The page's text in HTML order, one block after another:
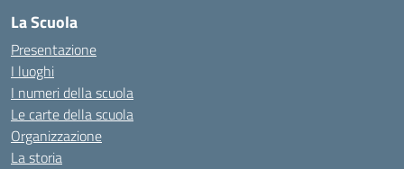
La Scuola
Presentazione
I luoghi
I numeri della scuola
Le carte della scuola
Organizzazione
La storia